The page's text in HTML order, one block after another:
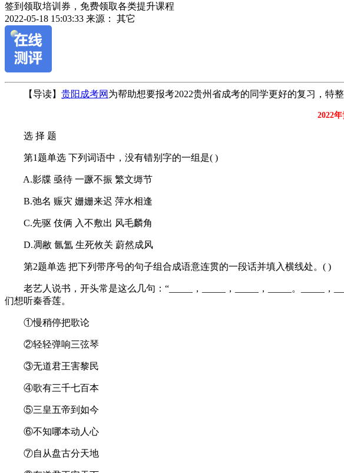
签到领取培训券，免费领取各类提升课程
2022-05-18 15:03:33 来源： 其它
【导读】 贵阳成考网 为帮助想要报考2022贵州省成考的同学更好的复习，特
2022
选 择 题
第1题单选 下列词语中，没有错别字的一组是( )
A.影牒 亟待 一蹶不振 繁文缛节
B.弛名 赈灾 姗姗来迟 萍水相逢
C.先驱 伎俩 入不敷出 风毛麟角
D.凋敝 氤氲 生死攸关 蔚然成风
第2题单选 把下列带序号的句子组合成语意连贯的一段话并填入横线处。( )
老艺人说书，开头常是这么几句：“_____，_____，_____，_____。_____，
们想听秦香莲。
①慢稍停把歌论
②轻轻弹响三弦琴
③无道君王害黎民
④歌有三千七百本
⑤三皇五帝到如今
⑥不知哪本动人心
⑦自从盘古分天地